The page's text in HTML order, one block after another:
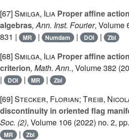
[67]Smilga, Ilia Proper affine
algebras, Ann. Inst. Fourier, Volume
831 |
MR | Numdam | DOI | Zbl
[68]Smilga, Ilia Proper affine
criterion, Math. Ann., Volume 382
|
DOI | MR | Zbl
[69]Stecker, Florian; Treib,
discontinuity in oriented flag
Soc. (2), Volume 106 (2022) no. 2,
MR | Zbl